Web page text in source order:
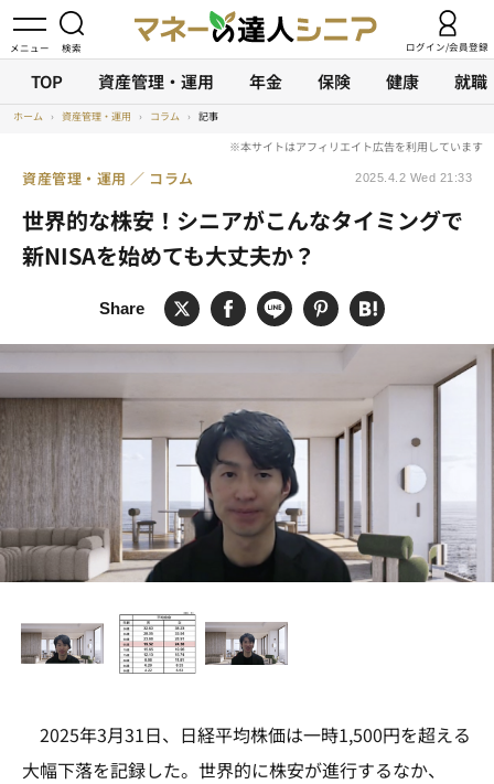
ログイン/会員登録
TOP 資産管理・運用 年金 保険 健康 就職
ホーム › 資産管理・運用 › コラム › 記事
世界的な株安！シニアがこんなタイミングで
新NISAを始めても大丈夫か？
資産管理・運用 コラム 2025.4.2 Wed 21:33
2025年3月31日、日経平均株価は一時1,500円を超える
大幅下落を記録した。世界的に株安が進行するなか、